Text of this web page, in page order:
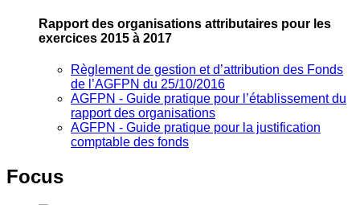
Rapport des organisations attributaires pour les
exercices 2015 à 2017
Règlement de gestion et d’attribution des Fonds
de l’AGFPN du 25/10/2016
AGFPN ‐ Guide pratique pour l’établissement du
rapport des organisations
AGFPN ‐ Guide pratique pour la justification
comptable des fonds
Focus